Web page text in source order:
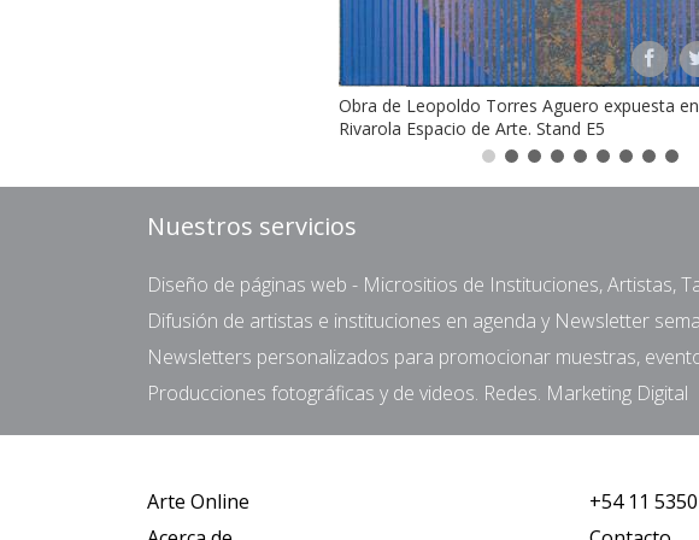
Obra de Leopoldo Torres Aguero expuesta
Rivarola Espacio de Arte. Stand E5
Nuestros servicios
Diseño de páginas web - Micrositios de Instituciones, Artistas,
Difusión de artistas e instituciones en agenda y Newsletter
Newsletters personalizados para promocionar muestras,
Producciones fotográficas y de videos. Redes. Marketing Digital
Arte Online
+54 11